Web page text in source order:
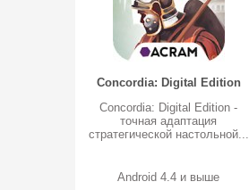
Concordia: Digital Edition
Concordia: Digital Edition -
точная адаптация
стратегической настольной...
Android 4.4 и выше